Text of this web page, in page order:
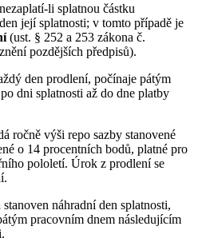
li splatnou částku
její splatnosti; v tomto případě je
(ust. § 252 a 253 zákona č.
pozdějších předpisů).
den prodlení, počínaje pátým
dni splatnosti až do dne platby
ročně výši repo sazby stanovené
o 14 procentních bodů, platné pro
pololetí. Úrok z prodlení se
náhradní den splatnosti,
pracovním dnem následujícím